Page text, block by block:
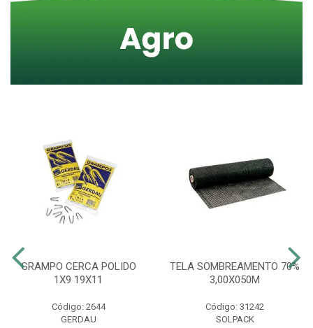
GRAMPO CERCA POLIDO
1X9 19X11
Código: 2644
GERDAU
TELA SOMBREAMENTO 70%
3,00X050M
Código: 31242
SOLPACK